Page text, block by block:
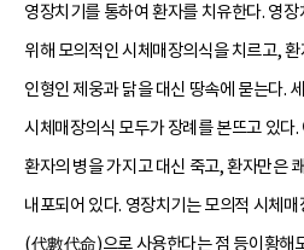
영장치기를 통하여 환자를 치유한다. 영
위해 모의적인 시체매장의식을 치르고,
인형인 제웅과 닭을 대신 땅속에 묻는다.
시체매장의식 모두가 장례를 본뜨고 있다.
환자의 병을 가지고 대신 죽고, 환자만은
내포되어 있다. 영장치기는 모의적 시체
(代數代命)으로 사용한다는 점 등이황해